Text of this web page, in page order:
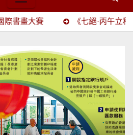
《七絕·丙午立秋嘆》 《